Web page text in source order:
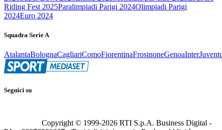
Riding Fest 2025Paralimpiadi Parigi 2024Olimpiadi Parigi
2024Euro 2024
Squadra Serie A
AtalantaBolognaCagliariComoFiorentinaFrosinoneGenoaInter
Seguici su
Copyright © 1999-2026 RTI S.p.A. Business Digital -